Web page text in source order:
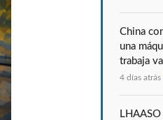
China
una
trabaja
4 días atrás